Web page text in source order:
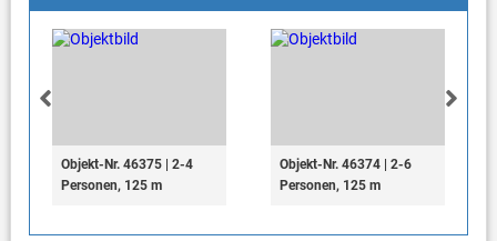
Objekt-Nr. 46375 | 2-4
Personen, 125 m
Objekt-Nr. 46374 | 2-6
Personen, 125 m